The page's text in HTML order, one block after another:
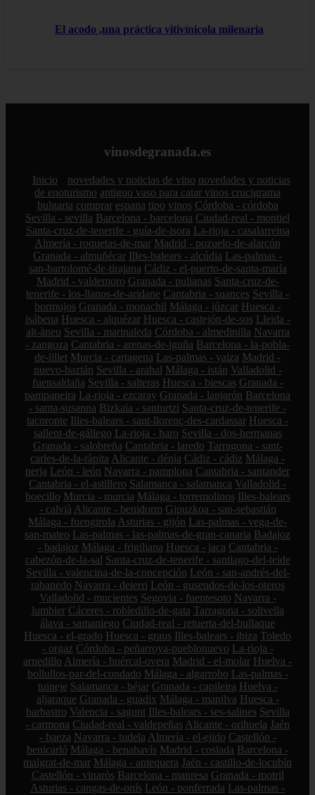
El acodo ,una práctica vitivínicola milenaria
vinosdegranada.es
Inicio novedades y noticias de vino novedades y noticias
de enoturismo antiguo vaso para catar vinos crucigrama
bulgaria comprar espana tipo vinos Córdoba - córdoba
Sevilla - sevilla Barcelona - barcelona Ciudad-real - montiel
Santa-cruz-de-tenerife - guía-de-isora La-rioja - casalarreina
Almería - roquetas-de-mar Madrid - pozuelo-de-alarcón
Granada - almuñécar Illes-balears - alcúdia Las-palmas -
san-bartolomé-de-tirajana Cádiz - el-puerto-de-santa-maría
Madrid - valdemoro Granada - pulianas Santa-cruz-de-
tenerife - los-llanos-de-aridane Cantabria - suances Sevilla -
bormujos Granada - monachil Málaga - júzcar Huesca -
isábena Huesca - alquézar Huesca - castejón-de-sos Lleida -
alt-àneu Sevilla - marinaleda Córdoba - almedinilla Navarra
- zangoza Cantabria - arenas-de-iguña Barcelona - la-pobla-
de-lillet Murcia - cartagena Las-palmas - yaiza Madrid -
nuevo-baztán Sevilla - arahal Málaga - istán Valladolid -
fuensaldaña Sevilla - salteras Huesca - biescas Granada -
pampaneira La-rioja - ezcaray Granada - lanjarón Barcelona
- santa-susanna Bizkaia - santurtzi Santa-cruz-de-tenerife -
tacoronte Illes-balears - sant-llorenç-des-cardassar Huesca -
sallent-de-gállego La-rioja - haro Sevilla - dos-hermanas
Granada - salobreña Cantabria - laredo Tarragona - sant-
carles-de-la-ràpita Alicante - dénia Cádiz - cádiz Málaga -
nerja León - león Navarra - pamplona Cantabria - santander
Cantabria - el-astillero Salamanca - salamanca Valladolid -
boecillo Murcia - murcia Málaga - torremolinos Illes-balears
- calvià Alicante - benidorm Gipuzkoa - san-sebastián
Málaga - fuengirola Asturias - gijón Las-palmas - vega-de-
san-mateo Las-palmas - las-palmas-de-gran-canaria Badajoz
- badajoz Málaga - frigiliana Huesca - jaca Cantabria -
cabezón-de-la-sal Santa-cruz-de-tenerife - santiago-del-teide
Sevilla - valencina-de-la-concepción León - san-andrés-del-
rabanedo Navarra - deierri León - gusendos-de-los-oteros
Valladolid - mucientes Segovia - fuentesoto Navarra -
lumbier Cáceres - robledillo-de-gata Tarragona - solivella
álava - samaniego Ciudad-real - retuerta-del-bullaque
Huesca - el-grado Huesca - graus Illes-balears - ibiza Toledo
- orgaz Córdoba - peñarroya-pueblonuevo La-rioja -
arnedillo Almería - huércal-overa Madrid - el-molar Huelva -
bollullos-par-del-condado Málaga - algarrobo Las-palmas -
tuineje Salamanca - béjar Granada - capileira Huelva -
aljaraque Granada - guadix Málaga - manilva Huesca -
barbastro Valencia - sagunt Illes-balears - ses-salines Sevilla
- carmona Ciudad-real - valdepeñas Alicante - orihuela Jaén
- baeza Navarra - tudela Almería - el-ejido Castellón -
benicarló Málaga - benahavís Madrid - coslada Barcelona -
malgrat-de-mar Málaga - antequera Jaén - castillo-de-locubín
Castellón - vinaròs Barcelona - manresa Granada - motril
Asturias - cangas-de-onís León - ponferrada Las-palmas -